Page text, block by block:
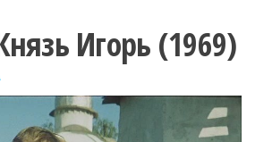
Игорь (1969)